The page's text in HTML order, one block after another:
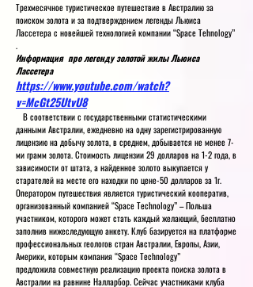
Трехмесячное туристическое путешествие в Австралию за
поиском золота и за подтверждением легенды Льюиса
Лассетера с новейшей технологией компании “Space Tehnology”
.
Информация про легенду золотой жилы Льюиса
Лассетера
https://www.youtube.com/watch?
v=McGt25UtvU8
В соответствии с государственными статистическими
данными Австралии, ежедневно на одну зарегистрированную
лицензию на добычу золота, в среднем, добывается не менее 7-
ми грамм золота. Стоимость лицензии 29 долларов на 1-2 года, в
зависимости от штата, а найденное золото выкупается у
старателей на месте его находки по цене-50 долларов за 1г.
Оператором путешествия является туристический кооператив,
организованный компанией “Space Technology” – Польша
участником, которого может стать каждый желающий, бесплатно
заполнив нижеследующую анкету. Клуб базируется на платформе
профессиональных геологов стран Австралии, Европы, Азии,
Америки, которым компания “Space Technology”
предложила совместную реализацию проекта поиска золота в
Австралии на равнине Налларбор. Сейчас участниками клуба